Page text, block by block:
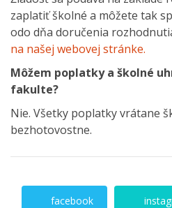
zaplatiť školné a môžete tak
odo dňa doručenia
na našej webovej stránke.
Môžem poplatky a školné
fakulte?
Nie. Všetky poplatky vrátane
bezhotovostne.
facebook